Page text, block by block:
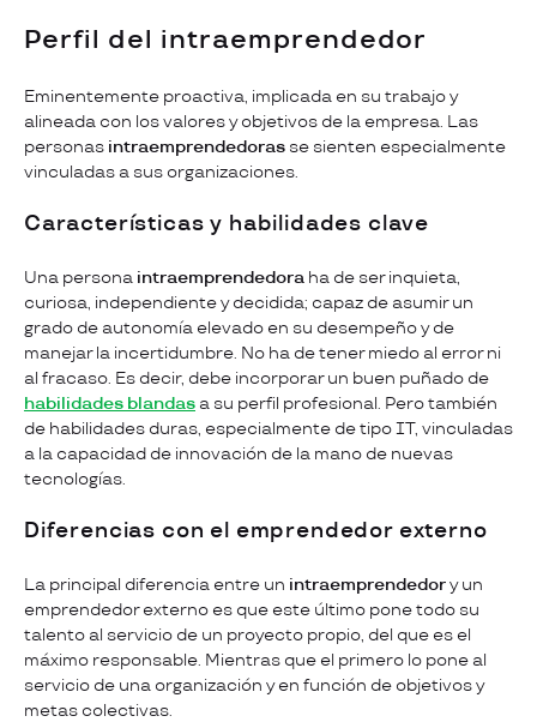
Perfil del intraemprendedor
Eminentemente proactiva, implicada en su trabajo y
alineada con los valores y objetivos de la empresa. Las
personas intraemprendedoras se sienten especialmente
vinculadas a sus organizaciones.
Características y habilidades clave
Una persona intraemprendedora ha de ser inquieta,
curiosa, independiente y decidida; capaz de asumir un
grado de autonomía elevado en su desempeño y de
manejar la incertidumbre. No ha de tener miedo al error ni
al fracaso. Es decir, debe incorporar un buen puñado de
habilidades blandas a su perfil profesional. Pero también
de habilidades duras, especialmente de tipo IT, vinculadas
a la capacidad de innovación de la mano de nuevas
tecnologías.
Diferencias con el emprendedor externo
La principal diferencia entre un intraemprendedory un
emprendedor externo es que este último pone todo su
talento al servicio de un proyecto propio, del que es el
máximo responsable. Mientras que el primero lo pone al
servicio de una organización y en función de objetivos y
metas colectivas.